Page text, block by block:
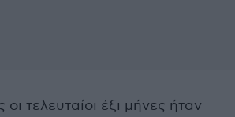
τελευταίοι έξι μήνες ήταν